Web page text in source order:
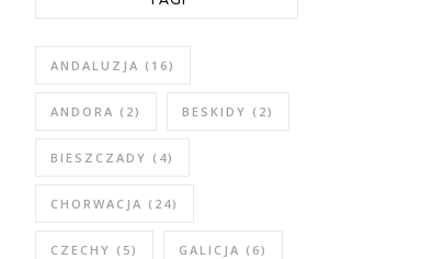
ANDALUZJA (16)
ANDORA (2) BESKIDY (2)
BIESZCZADY (4)
CHORWACJA (24)
CZECHY (5) GALICJA (6)